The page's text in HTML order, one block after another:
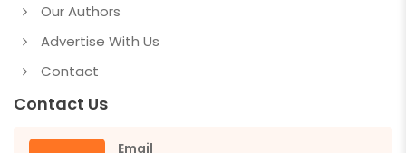
Our Authors
Advertise With Us
Contact
Contact Us
Email